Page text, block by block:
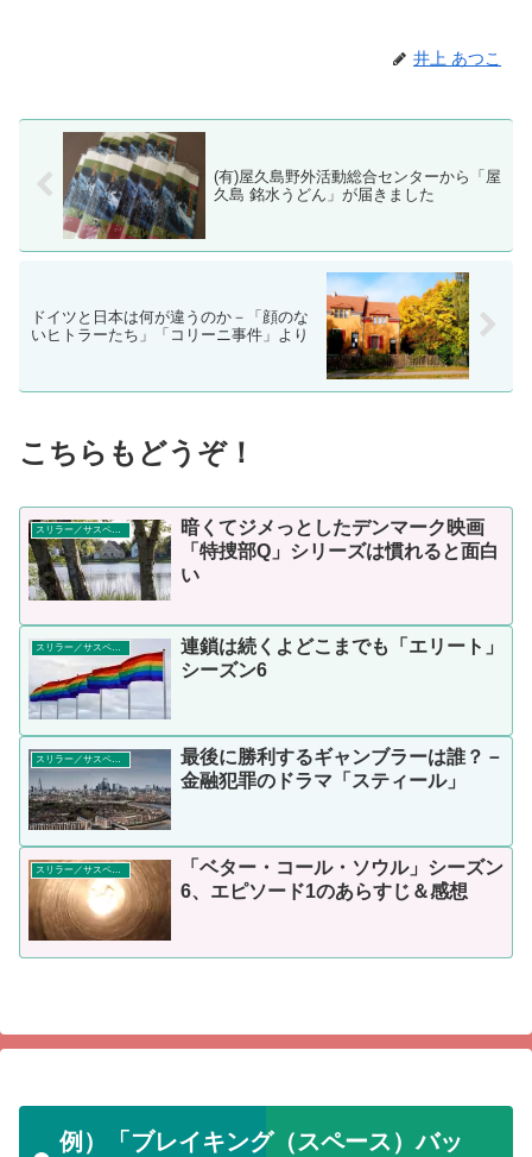
井上 あつこ
(有)屋久島野外活動総合センターから「屋
久島 銘水うどん」が届きました
ドイツと日本は何が違うのか－「顔のな
いヒトラーたち」「コリーニ事件」より
こちらもどうぞ！
スリラー／サスペンス
暗くてジメっとしたデンマーク映画
「特捜部Q」シリーズは慣れると面白
い
スリラー／サスペンス
連鎖は続くよどこまでも「エリート」
シーズン6
スリラー／サスペンス
最後に勝利するギャンブラーは誰？－
金融犯罪のドラマ「スティール」
スリラー／サスペンス
「ベター・コール・ソウル」シーズン
6、エピソード1のあらすじ＆感想
例）「ブレイキング（スペース）バッ